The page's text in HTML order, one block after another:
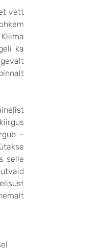
vett
ka
–
selle